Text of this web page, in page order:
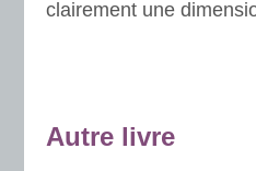
clairement une
Autre livre